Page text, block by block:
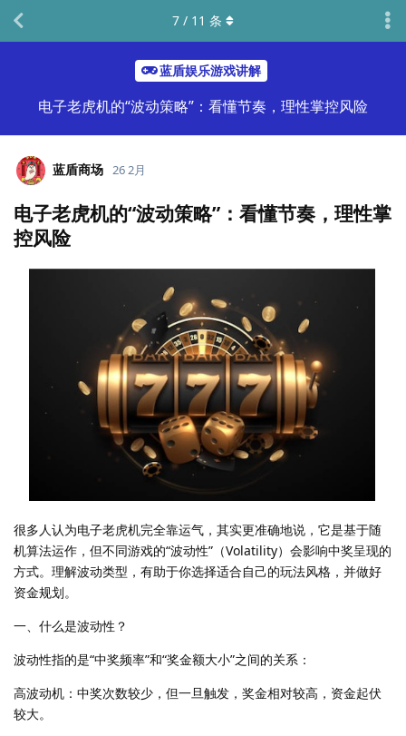
蓝盾娱乐游戏讲解
电子老虎机的“波动策略”：看懂节奏，理性掌控风险
7 / 11 条
蓝盾商场 26 2月
电子老虎机的“波动策略”：看懂节奏，理性掌
控风险
很多人认为电子老虎机完全靠运气，其实更准确地说，它是基于随
机算法运作，但不同游戏的“波动性”（Volatility）会影响中奖呈现的
方式。理解波动类型，有助于你选择适合自己的玩法风格，并做好
资金规划。
一、什么是波动性？
波动性指的是“中奖频率”和“奖金额大小”之间的关系：
高波动机：中奖次数较少，但一旦触发，奖金相对较高，资金起伏
较大。